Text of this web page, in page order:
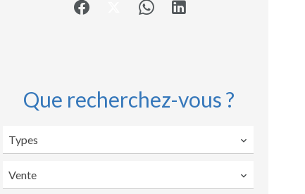
Que recherchez-vous ?
Types
Vente